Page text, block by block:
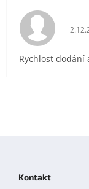
Rychlost dodání
Kontakt